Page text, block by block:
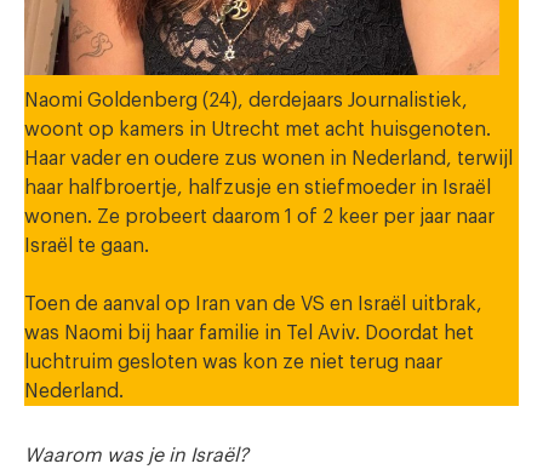
Naomi Goldenberg (24), derdejaars Journalistiek,
woont op kamers in Utrecht met acht huisgenoten.
Haar vader en oudere zus wonen in Nederland, terwijl
haar halfbroertje, halfzusje en stiefmoeder in Israël
wonen. Ze probeert daarom 1 of 2 keer per jaar naar
Israël te gaan.
Toen de aanval op Iran van de VS en Israël uitbrak,
was Naomi bij haar familie in Tel Aviv. Doordat het
luchtruim gesloten was kon ze niet terug naar
Nederland.
Waarom was je in Israël?